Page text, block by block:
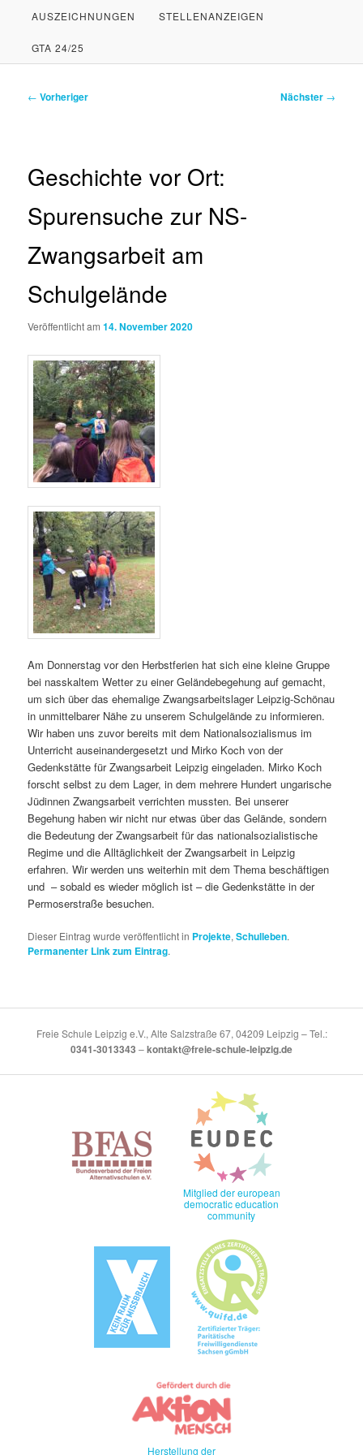
PRIMÄREN
INHALT
SPRINGEN
SEKUNDÄREN
INHALT
SPRINGEN
AUSZEICHNUNGEN STELLENANZEIGEN
GTA 24/25
Beitragsnavigation
← Vorheriger Nächster →
Geschichte vor Ort:
Spurensuche zur NS-
Zwangsarbeit am
Schulgelände
Veröffentlicht am14. November 2020
Am Donnerstag vor den Herbstferien hat sich eine kleine Gruppe
bei nasskaltem Wetter zu einer Geländebegehung auf gemacht,
um sich über das ehemalige Zwangsarbeitslager Leipzig-Schönau
in unmittelbarer Nähe zu unserem Schulgelände zu informieren.
Wir haben uns zuvor bereits mit dem Nationalsozialismus im
Unterricht auseinandergesetzt und Mirko Koch von der
Gedenkstätte für Zwangsarbeit Leipzig eingeladen. Mirko Koch
forscht selbst zu dem Lager, in dem mehrere Hundert ungarische
Jüdinnen Zwangsarbeit verrichten mussten. Bei unserer
Begehung haben wir nicht nur etwas über das Gelände, sondern
die Bedeutung der Zwangsarbeit für das nationalsozialistische
Regime und die Alltäglichkeit der Zwangsarbeit in Leipzig
erfahren. Wir werden uns weiterhin mit dem Thema beschäftigen
und – sobald es wieder möglich ist – die Gedenkstätte in der
Permoserstraße besuchen.
Dieser Eintrag wurde veröffentlicht in Projekte,Schulleben.
Permanenter Link zum Eintrag.
Freie Schule Leipzig e.V., Alte Salzstraße 67, 04209 Leipzig – Tel.:
0341-3013343 –kontakt@freie-schule-leipzig.de
Mitglied der european
democratic education
community
Herstellung der